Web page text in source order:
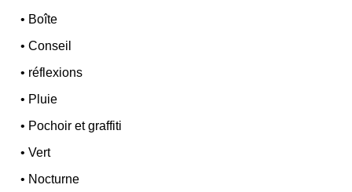
• Boîte
•Conseil
• réflexions
• Pluie
• Pochoir et graffiti
•Vert
• Nocturne